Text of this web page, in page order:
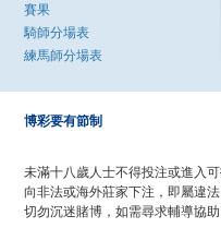
賽果
騎師分場表
練馬師分場表
博彩要有節制
未滿十八歲人士不得投注或進入可
向非法或海外莊家下注，即屬違法
切勿沉迷賭博，如需尋求輔導協